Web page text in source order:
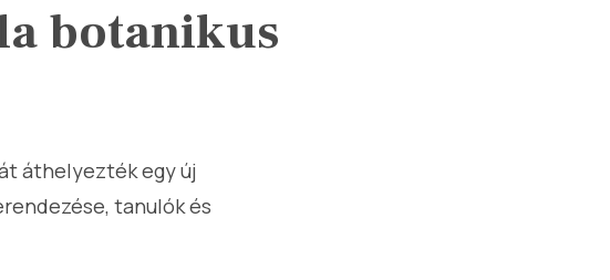
botanikus
áthelyezték egy új
tanulók és